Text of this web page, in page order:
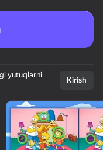
yutuqlarni
Kirish